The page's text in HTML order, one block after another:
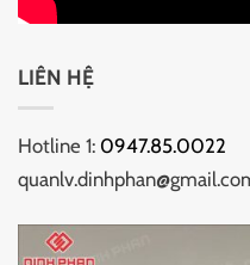
LIÊN HỆ
Hotline 1: 0947.85.0022